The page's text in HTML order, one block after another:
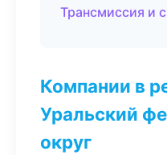
Трансмиссия и
Компании в
Уральский
округ